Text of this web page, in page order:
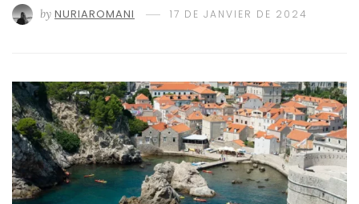
by NURIAROMANI 17 DE JANVIER DE 2024